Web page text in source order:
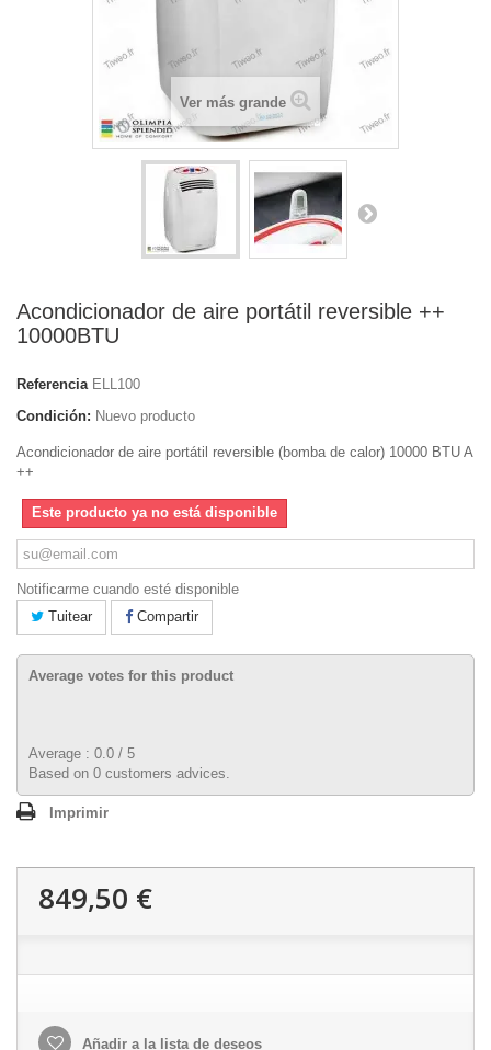
Ver más grande
Acondicionador de aire portátil reversible ++
10000BTU
Referencia ELL100
Condición: Nuevo producto
Acondicionador de aire portátil reversible (bomba de calor) 10000 BTU A
++
Este producto ya no está disponible
Notificarme cuando esté disponible
Tuitear
Compartir
Average votes for this product
Average : 0.0 / 5
Based on 0 customers advices.
Imprimir
849,50 €
Añadir a la lista de deseos